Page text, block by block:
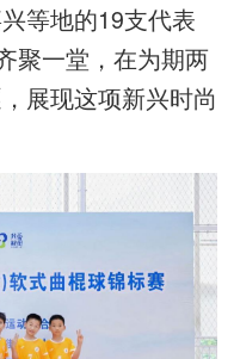
等地的19支代表
聚一堂，在为期两
展现这项新兴时尚